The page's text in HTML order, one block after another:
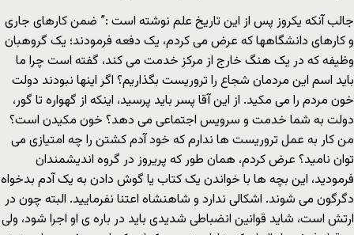
جالب آنکه یکروز پس از این تاریخ علم نوشته است :” ضمن کارهای جاری
و کارهای دانشگاهها که عرض می کردم، یک دفعه فرمودند؛ یک گروهبان
وظیفه که در یک هنگ خارج از مرکز خدمت می کند، گفته است چرا ما
باید اسم این مردمان شجاع را تروریست بگذاریم؟ اگر اینها نبودند دولت
خون مردم را می مکید. از این آقا پسر باید پرسید، اینکه از گهواره تا گور،
دولت به شما خدمت و سرویس اجتماعی می دهد؟ خون مکیدن است؟
من کار به عمل تروریست ها ندارم که خود آدم کشتن را چه امتیازی می
توان نامید؟ عرض کردم، همان طور که پریروز در گروه اندیشمندان
فرمودید، این بچه ها با خواندن یک کتاب یا گوش دادن به یک آدم بدخواه
دگرگون می شوند. اشکالی ندارد و شاهنشاه اعتنا نفرمایید. البته چون در
ارتش است، شاید قوانین انضباطی شدیدی باید در باره ی او اجرا شود، ولی